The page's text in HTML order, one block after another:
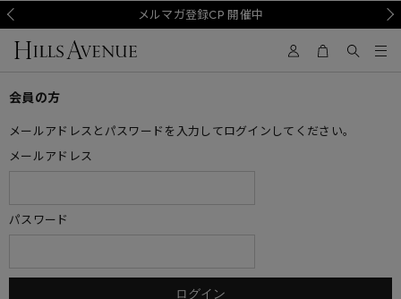
メルマガ登録CP 開催中
会員の方
メールアドレスとパスワードを入力してログインしてください。
メールアドレス
パスワード